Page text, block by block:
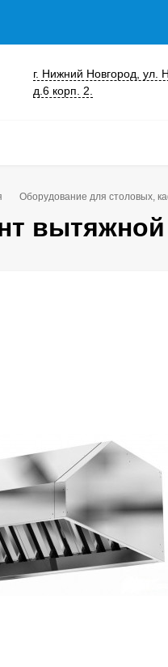
г. Нижний Новгород, ул.
д.6 корп. 2.
Оборудование для столовых,
вытяжной